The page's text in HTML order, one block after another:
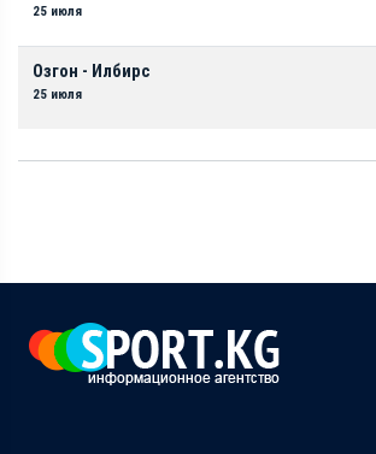
25 июля
Озгон - Илбирс
25 июля